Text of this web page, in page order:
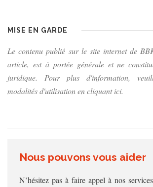
MISE EN GARDE
Le contenu publié sur le site internet de
article, est à portée générale et ne
juridique. Pour plus d'information,
modalités d'utilisation en cliquant ici.
Nous pouvons vous aider
N’hésitez pas à faire appel à nos